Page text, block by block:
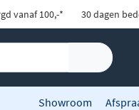
vanaf 100,-* 30 dagen
Showroom